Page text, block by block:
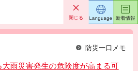
閉じる
防災一口メモ
雨災害発生の危険度が高まる可
Language 新着情報